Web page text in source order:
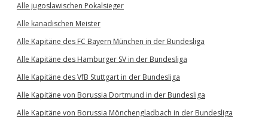
Alle jugoslawischen Pokalsieger
Alle kanadischen Meister
Alle Kapitäne des FC Bayern München in der Bundesliga
Alle Kapitäne des Hamburger SV in der Bundesliga
Alle Kapitäne des VfB Stuttgart in der Bundesliga
Alle Kapitäne von Borussia Dortmund in der Bundesliga
Alle Kapitäne von Borussia Mönchengladbach in der Bundesliga